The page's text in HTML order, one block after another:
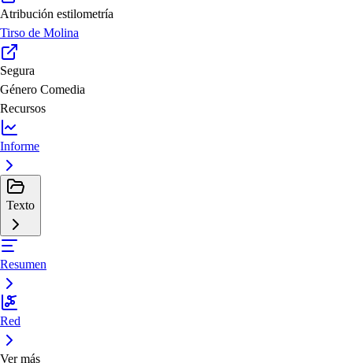
Atribución estilometría
Tirso de Molina
Segura
Género Comedia
Recursos
Informe
Texto
Resumen
Red
Ver más